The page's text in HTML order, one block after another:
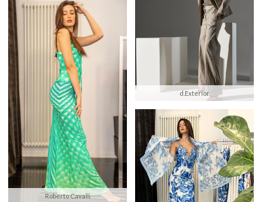
d.Exterior
Roberto Cavalli